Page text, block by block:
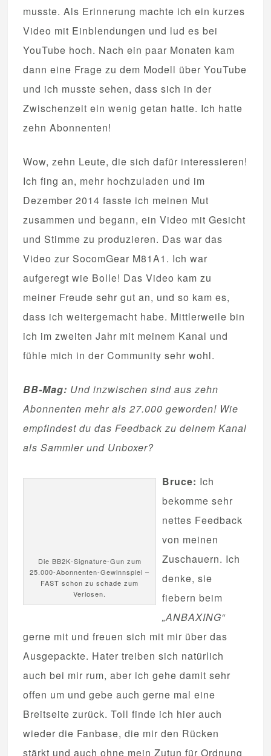
musste. Als Erinnerung machte ich ein kurzes
Video mit Einblendungen und lud es bei
YouTube hoch. Nach ein paar Monaten kam
dann eine Frage zu dem Modell über YouTube
und ich musste sehen, dass sich in der
Zwischenzeit ein wenig getan hatte. Ich hatte
zehn Abonnenten!
Wow, zehn Leute, die sich dafür interessieren!
Ich fing an, mehr hochzuladen und im
Dezember 2014 fasste ich meinen Mut
zusammen und begann, ein Video mit Gesicht
und Stimme zu produzieren. Das war das
Video zur SocomGear M81A1. Ich war
aufgeregt wie Bolle! Das Video kam zu
meiner Freude sehr gut an, und so kam es,
dass ich weitergemacht habe. Mittlerweile bin
ich im zweiten Jahr mit meinem Kanal und
fühle mich in der Community sehr wohl.
BB-Mag: Und inzwischen sind aus zehn
Abonnenten mehr als 27.000 geworden! Wie
empfindest du das Feedback zu deinem Kanal
als Sammler und Unboxer?
Die BB2K-Signature-Gun zum
25.000-Abonnenten-Gewinnspiel –
FAST schon zu schade zum
Verlosen.
Bruce: Ich
bekomme sehr
nettes Feedback
von meinen
Zuschauern. Ich
denke, sie
fiebern beim
„ANBAXING“
gerne mit und freuen sich mit mir über das
Ausgepackte. Hater treiben sich natürlich
auch bei mir rum, aber ich gehe damit sehr
offen um und gebe auch gerne mal eine
Breitseite zurück. Toll finde ich hier auch
wieder die Fanbase, die mir den Rücken
stärkt und auch ohne mein Zutun für Ordnung